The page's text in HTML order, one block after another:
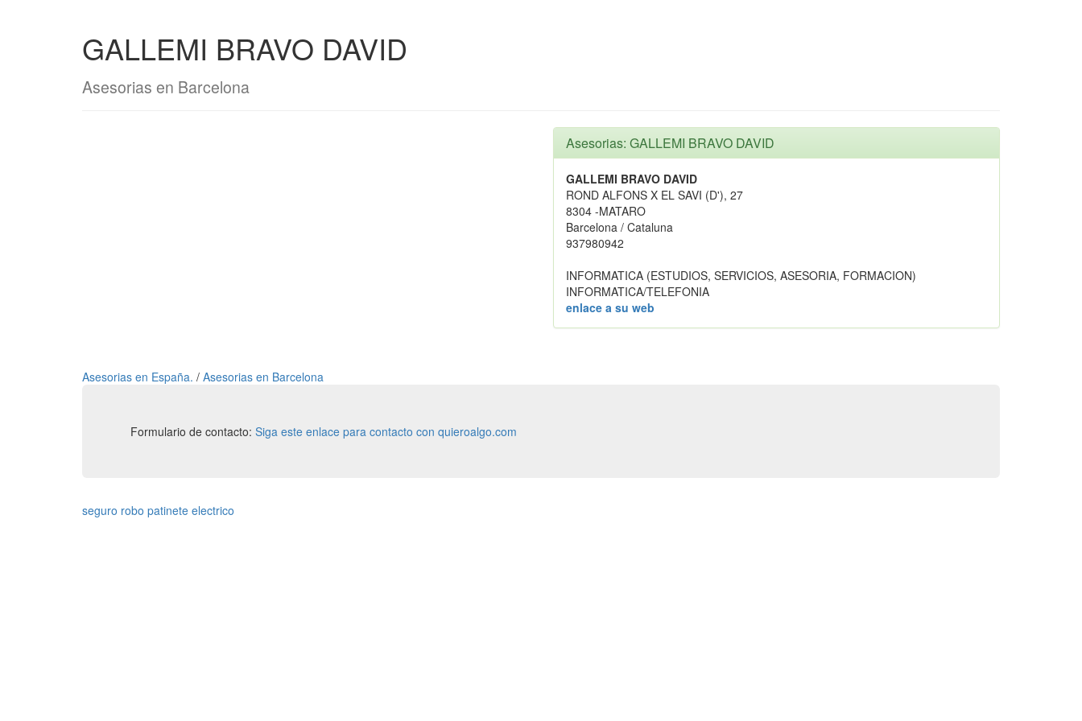
GALLEMI BRAVO DAVID
Asesorias en Barcelona
Asesorias: GALLEMI BRAVO DAVID
GALLEMI BRAVO DAVID
ROND ALFONS X EL SAVI (D'), 27
8304 -MATARO
Barcelona / Cataluna
937980942
INFORMATICA (ESTUDIOS, SERVICIOS, ASESORIA, FORMACION)
INFORMATICA/TELEFONIA
enlace a su web
Asesorias en España. / Asesorias en Barcelona
Formulario de contacto: Siga este enlace para contacto con quieroalgo.com
seguro robo patinete electrico